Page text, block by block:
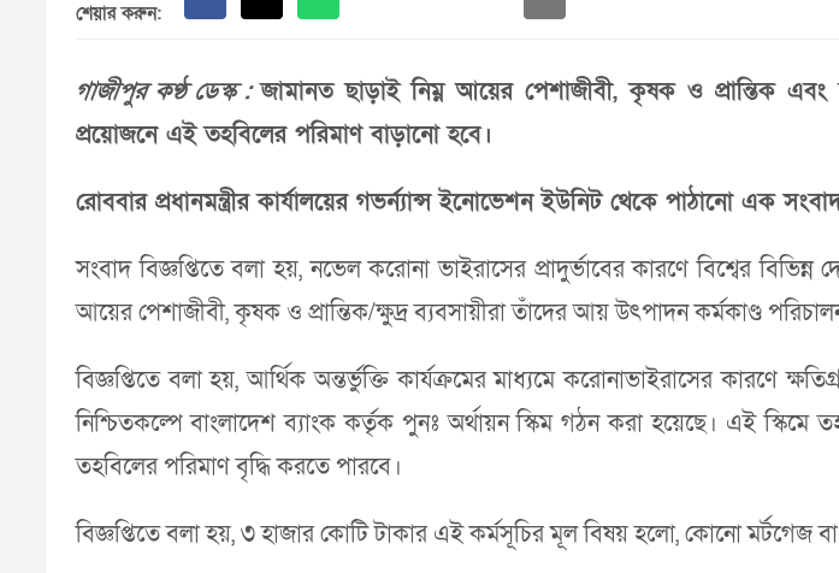
শেয়ার করুন:
গাজীপুর কণ্ঠ ডেস্ক : জামানত ছাড়াই নিম্ন আয়ের পেশাজীবী, কৃষক ও প্রান্তিক
প্রয়োজনে এই তহবিলের পরিমাণ বাড়ানো হবে।
রোববার প্রধানমন্ত্রীর কার্যালয়ের গভর্ন্যান্স ইনোভেশন ইউনিট থেকে পাঠানো এক
সংবাদ বিজ্ঞপ্তিতে বলা হয়, নভেল করোনা ভাইরাসের প্রাদুর্ভাবের কারণে বিশ্বের
আয়ের পেশাজীবী, কৃষক ও প্রান্তিক/ক্ষুদ্র ব্যবসায়ীরা তাঁদের আয় উৎপাদন কর্মকাণ্ড
বিজ্ঞপ্তিতে বলা হয়, আর্থিক অন্তর্ভুক্তি কার্যক্রমের মাধ্যমে করোনাভাইরাসের কারণে
নিশ্চিতকল্পে বাংলাদেশ ব্যাংক কর্তৃক পুনঃ অর্থায়ন স্কিম গঠন করা হয়েছে। এই স্কিমে
তহবিলের পরিমাণ বৃদ্ধি করতে পারবে।
বিজ্ঞপ্তিতে বলা হয়, ৩ হাজার কোটি টাকার এই কর্মসূচির মূল বিষয় হলো, কোনো মর্টগেজ